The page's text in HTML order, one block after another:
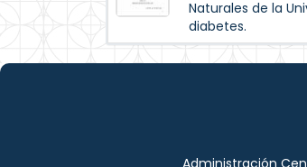
Naturales de la
diabetes.
Administración